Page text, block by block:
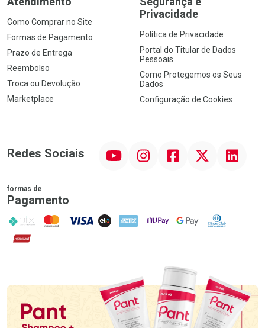
Como Comprar no Site
Formas de Pagamento
Prazo de Entrega
Reembolso
Troca ou Devolução
Marketplace
Privacidade
Política de Privacidade
Portal do Titular de Dados
Pessoais
Como Protegemos os Seus
Dados
Configuração de Cookies
Redes Sociais InstagramFacebookTwitter Linkedin
formas de
Pagamento
PIX MasterCard
VISA ELO AMEX NuPay Google PayDiners Club
Hipercard
Promoção em Destaque